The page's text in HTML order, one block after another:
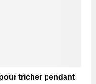
tricher pendant